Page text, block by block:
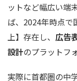
ットなど幅広い端
ば、2024年時点で
上】存在し、 広告
設計のプラットフ
実際に首都圏の中